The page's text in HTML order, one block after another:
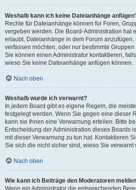
Weshalb kann ich keine Dateianhänge
Rechte für Dateianhänge können für Foren,
vergeben werden. Die Board-Administration hat
erlaubt, Dateianhänge in dem Forum anzufügen,
verfassen möchten, oder nur bestimmte
Sie können einen Administrator kontaktieren,
wieso Sie keine Dateianhänge anfügen können.
Nach oben
Weshalb wurde ich verwarnt?
In jedem Board gibt es eigene Regeln, die
festgelegt werden. Wenn Sie gegen eine dieser
kann sie Ihnen eine Verwarnung erteilen. Bitte
Entscheidung der Administration dieses Boards
mit dieser Verwarnung zu tun hat. Kontaktieren
Sie sich die nicht sicher sind, wieso Sie verwarnt
Nach oben
Wie kann ich Beiträge den Moderatoren
Wenn ein Administrator die entsprechenden